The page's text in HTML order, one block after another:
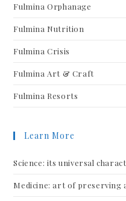
Fulmina Orphanage
Fulmina Nutrition
Fulmina Crisis
Fulmina Art & Craft
Fulmina Resorts
Learn More
Science: its universal
Medicine: art of preserving